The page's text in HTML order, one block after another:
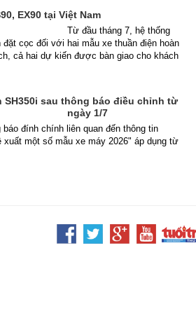
EX90 tại Việt Nam
Từ đầu tháng 7, hệ thống
cọc đối với hai mẫu xe thuần điện hoàn
cả hai dự kiến được bàn giao cho khách
SH350i sau thông báo điều chỉnh từ
ngày 1/7
đính chính liên quan đến thông tin
xuất một số mẫu xe máy 2026" áp dụng từ